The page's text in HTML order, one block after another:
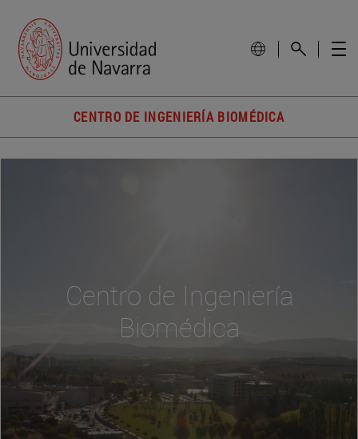
CENTRO DE INGENIERÍA BIOMÉDICA
Centro de Ingeniería
Biomédica